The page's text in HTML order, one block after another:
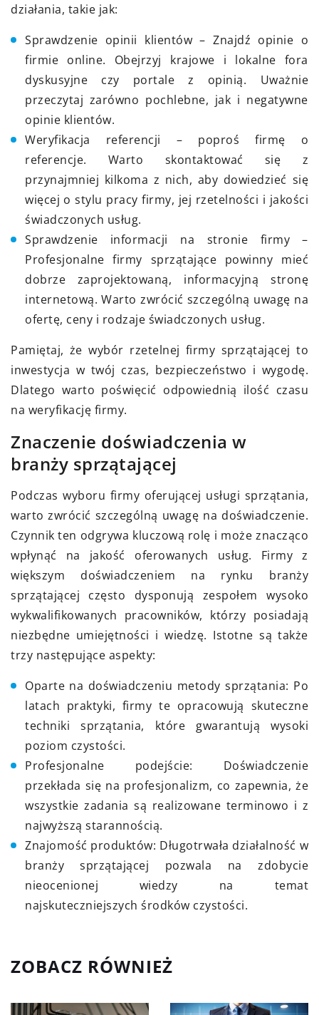
działania, takie jak:
Sprawdzenie opinii klientów – Znajdź opinie o
firmie online. Obejrzyj krajowe i lokalne fora
dyskusyjne czy portale z opinią. Uważnie
przeczytaj zarówno pochlebne, jak i negatywne
opinie klientów.
Weryfikacja referencji – poproś firmę o
referencje. Warto skontaktować się z
przynajmniej kilkoma z nich, aby dowiedzieć się
więcej o stylu pracy firmy, jej rzetelności i jakości
świadczonych usług.
Sprawdzenie informacji na stronie firmy –
Profesjonalne firmy sprzątające powinny mieć
dobrze zaprojektowaną, informacyjną stronę
internetową. Warto zwrócić szczególną uwagę na
ofertę, ceny i rodzaje świadczonych usług.
Pamiętaj, że wybór rzetelnej firmy sprzątającej to
inwestycja w twój czas, bezpieczeństwo i wygodę.
Dlatego warto poświęcić odpowiednią ilość czasu
na weryfikację firmy.
Znaczenie doświadczenia w
branży sprzątającej
Podczas wyboru firmy oferującej usługi sprzątania,
warto zwrócić szczególną uwagę na doświadczenie.
Czynnik ten odgrywa kluczową rolę i może znacząco
wpłynąć na jakość oferowanych usług. Firmy z
większym doświadczeniem na rynku branży
sprzątającej często dysponują zespołem wysoko
wykwalifikowanych pracowników, którzy posiadają
niezbędne umiejętności i wiedzę. Istotne są także
trzy następujące aspekty:
Oparte na doświadczeniu metody sprzątania: Po
latach praktyki, firmy te opracowują skuteczne
techniki sprzątania, które gwarantują wysoki
poziom czystości.
Profesjonalne podejście: Doświadczenie
przekłada się na profesjonalizm, co zapewnia, że
wszystkie zadania są realizowane terminowo i z
najwyższą starannością.
Znajomość produktów: Długotrwała działalność w
branży sprzątającej pozwala na zdobycie
nieocenionej wiedzy na temat
najskuteczniejszych środków czystości.
ZOBACZ RÓWNIEŻ